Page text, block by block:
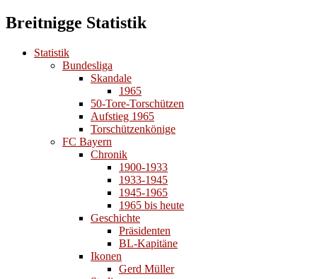
Breitnigge Statistik
Statistik
Bundesliga
Skandale
1965
50-Tore-Torschützen
Aufstieg 1965
Torschützenkönige
FC Bayern
Chronik
1900-1933
1933-1945
1945-1965
1965 bis heute
Geschichte
Präsidenten
BL-Kapitäne
Ikonen
Gerd Müller